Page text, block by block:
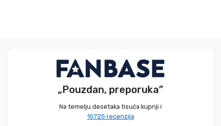
„Pouzdan, preporuka”
Na temelju desetaka tisuća kupnji i
10725 recenzija